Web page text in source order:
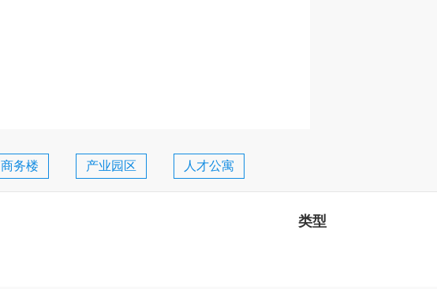
商务楼 产业园区 人才公寓
类型